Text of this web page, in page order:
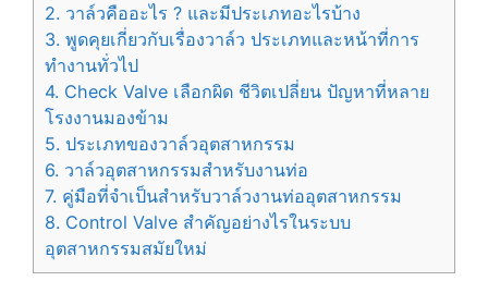
2. วาล์วคืออะไร ? และมีประเภทอะไรบ้าง
3. พูดคุยเกี่ยวกับเรื่องวาล์ว ประเภทและหน้าที่การ
ทำงานทั่วไป
4. Check Valve เลือกผิด ชีวิตเปลี่ยน ปัญหาที่หลาย
โรงงานมองข้าม
5. ประเภทของวาล์วอุตสาหกรรม
6. วาล์วอุตสาหกรรมสำหรับงานท่อ
7. คู่มือที่จำเป็นสำหรับวาล์วงานท่ออุตสาหกรรม
8. Control Valve สำคัญอย่างไรในระบบ
อุตสาหกรรมสมัยใหม่